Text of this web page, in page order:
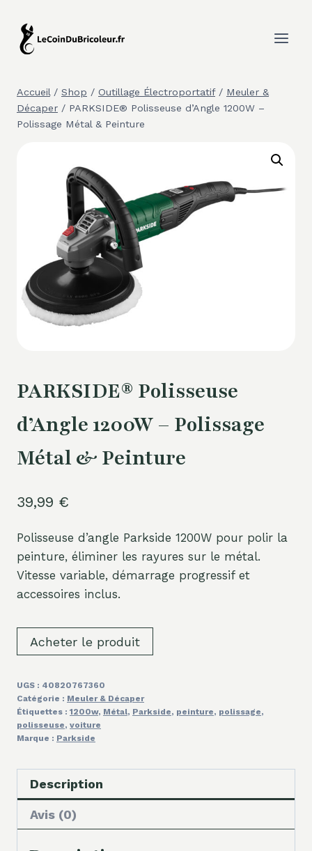
contenu
Accueil / Shop / Outillage Électroportatif / Meuler &
Décaper / PARKSIDE® Polisseuse d’Angle 1200W –
Polissage Métal & Peinture
PARKSIDE® Polisseuse
d’Angle 1200W – Polissage
Métal & Peinture
39,99 €
Polisseuse d’angle Parkside 1200W pour polir la
peinture, éliminer les rayures sur le métal.
Vitesse variable, démarrage progressif et
accessoires inclus.
Acheter le produit
UGS : 40820767360
Catégorie : Meuler & Décaper
Étiquettes : 1200w, Métal, Parkside, peinture, polissage,
polisseuse, voiture
Marque : Parkside
Description
Avis (0)